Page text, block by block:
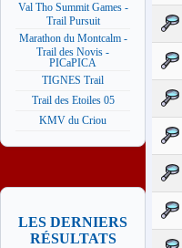
Val Tho Summit Games -
Trail Pursuit
Marathon du Montcalm -
Trail des Novis -
PICaPICA
TIGNES Trail
Trail des Etoiles 05
KMV du Criou
LES DERNIERS
RÉSULTATS